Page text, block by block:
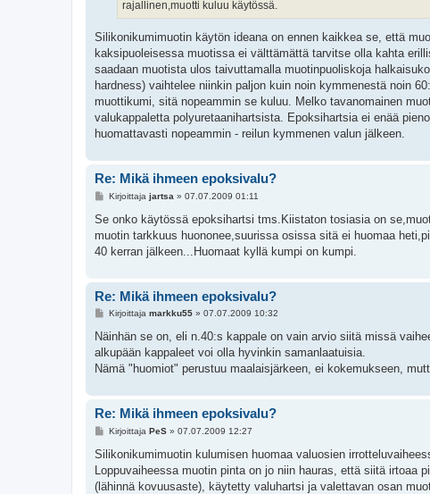
rajallinen,muotti kuluu käytössä.
Silikonikumimuotin käytön ideana on ennen kaikkea se, että
kaksipuoleisessa muotissa ei välttämättä tarvitse olla kahta
saadaan muotista ulos taivuttamalla muotinpuoliskoja
hardness) vaihtelee niinkin paljon kuin noin kymmenestä noin
muottikumi, sitä nopeammin se kuluu. Melko tavanomainen
valukappaletta polyuretaanihartsista. Epoksihartsia ei enää
huomattavasti nopeammin - reilun kymmenen valun jälkeen.
Re: Mikä ihmeen epoksivalu?
V
e
t
i
Kirjoittaja jartsa » 07.07.2009 01:11
Se onko käytössä epoksihartsi tms.Kiistaton tosiasia on
muotin tarkkuus huononee,suurissa osissa sitä ei huomaa
40 kerran jälkeen...Huomaat kyllä kumpi on kumpi.
Re: Mikä ihmeen epoksivalu?
V
e
t
i
Kirjoittaja markku55» 07.07.2009 10:32
Näinhän se on, eli n.40:s kappale on vain arvio siitä missä
alkupään kappaleet voi olla hyvinkin samanlaatuisia.
Nämä "huomiot" perustuu maalaisjärkeen, ei kokemukseen,
Re: Mikä ihmeen epoksivalu?
V
e
t
i
Kirjoittaja PeS» 07.07.2009 12:27
Silikonikumimuotin kulumisen huomaa valuosien
Loppuvaiheessa muotin pinta on jo niin hauras, että siitä
(lähinnä kovuusaste), käytetty valuhartsi ja valettavan osan